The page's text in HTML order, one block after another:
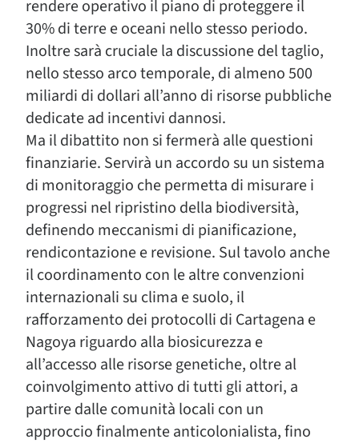
rendere operativo il piano di proteggere il
30% di terre e oceani nello stesso periodo.
Inoltre sarà cruciale la discussionedel taglio,
nello stesso arco temporale, di almeno 500
miliardi di dollari all’anno di risorse pubbliche
dedicate ad incentivi dannosi.
Ma il dibattito non si fermerà alle questioni
finanziarie. Servirà un accordo su un sistema
di monitoraggio che permetta di misurare i
progressi nel ripristino della biodiversità,
definendo meccanismi di pianificazione,
rendicontazione e revisione. Sul tavolo anche
il coordinamento con le altre convenzioni
internazionali su clima e suolo, il
rafforzamento dei protocolli di Cartagena e
Nagoya riguardo alla biosicurezza e
all’accesso alle risorse genetiche, oltre al
coinvolgimento attivo di tutti gli attori, a
partire dalle comunità locali con un
approccio finalmente anticolonialista, fino